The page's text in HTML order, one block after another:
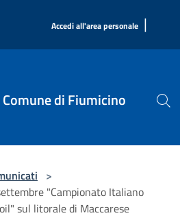
Accedi all'area personale |
Comune di Fiumicino
>
"Campionato Italiano
sul litorale di Maccarese